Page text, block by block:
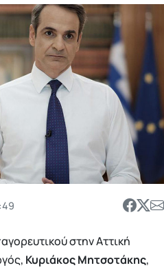
στην Αττική
Κυριάκος Μητσοτάκης,